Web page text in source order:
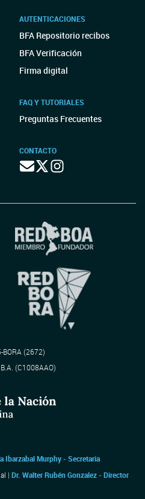
AUTENTICACIONES
BFA Repositorio recibos
BFA Verificación
Firma digital
FAQ Y TUTORIALES
Preguntas Frecuentes
CONTACTO
(2672)
(C1008AAO)
Ibarzabal Murphy - Secretaria
| Dr. Walter Rubén Gonzalez - Director